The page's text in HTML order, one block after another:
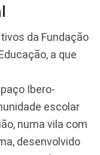
da Fundação
a que
Ibero-
escolar
numa vila com
desenvolvido